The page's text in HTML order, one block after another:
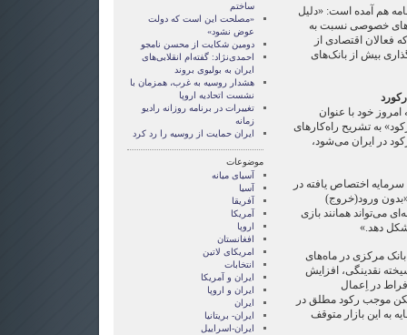
هم آمده است: «دلیل
خصوصی نسبت به
فعالان اقتصادی از
بیش از بانک‌های
امروز خود با عنوان
به تشریح راه‌کار‌های
در ایران می‌شود،
سرمایه اختصاص یافته در
ورود(خروج)
می‌تواند همانند بازی
شکل دهد.»
مرکزی در ماه‌های
نقدینگی، افزایش
در اِعمال
موجب رکود مطلق در
به این بازار متوقف
ساختم
«مصلحت این است که دولت
عوض نشود»
دومین شکایت از محسن نامجو
احمدی‌نژاد: گفته‌ام انقلابی‌های
ایران به بولیوی بروند
هشدار روسیه به غرب، همزمان با
نشست اتحادیه اروپا
تغییرات در برنامه روزانه رادیو
زمانه
ایران حمایت از روسیه را رد کرد
موضوعات
آسيای ميانه
آسیا
آفریقا
آمریکا
اروپا
افغانستان
امریکای لاتین
انتخابات
ايران و آمريکا
ايران و اروپا
ایران
ایران- بریتانیا
ایران-اسراییل